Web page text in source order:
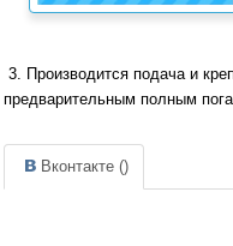
3. Производится подача и
предварительным полным
Вконтакте ()